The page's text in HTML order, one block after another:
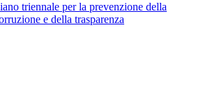
triennale per la prevenzione della
e della trasparenza